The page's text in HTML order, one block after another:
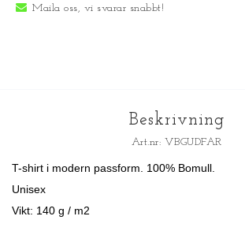
Maila oss, vi svarar snabbt!
Beskrivning
Art.nr: VBGUDFAR
T-shirt i modern passform. 100% Bomull.
Unisex
Vikt: 140 g / m2